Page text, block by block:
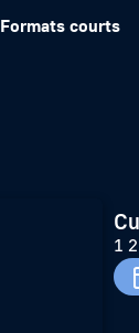
Formats courts
1